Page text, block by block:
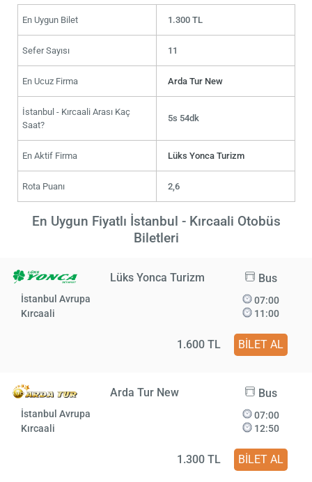
En Uygun Bilet 1.300 TL
Sefer Sayısı 11
En Ucuz Firma Arda Tur New
İstanbul - Kırcaali Arası Kaç
Saat?
5s 54dk
En Aktif Firma Lüks Yonca Turizm
Rota Puanı 2,6
En Uygun Fiyatlı İstanbul - Kırcaali Otobüs
Biletleri
Lüks Yonca Turizm Bus
İstanbul Avrupa
Kırcaali
07:00
11:00
1.600 TL BİLET AL
Arda Tur New Bus
İstanbul Avrupa
Kırcaali
07:00
12:50
1.300 TL BİLET AL